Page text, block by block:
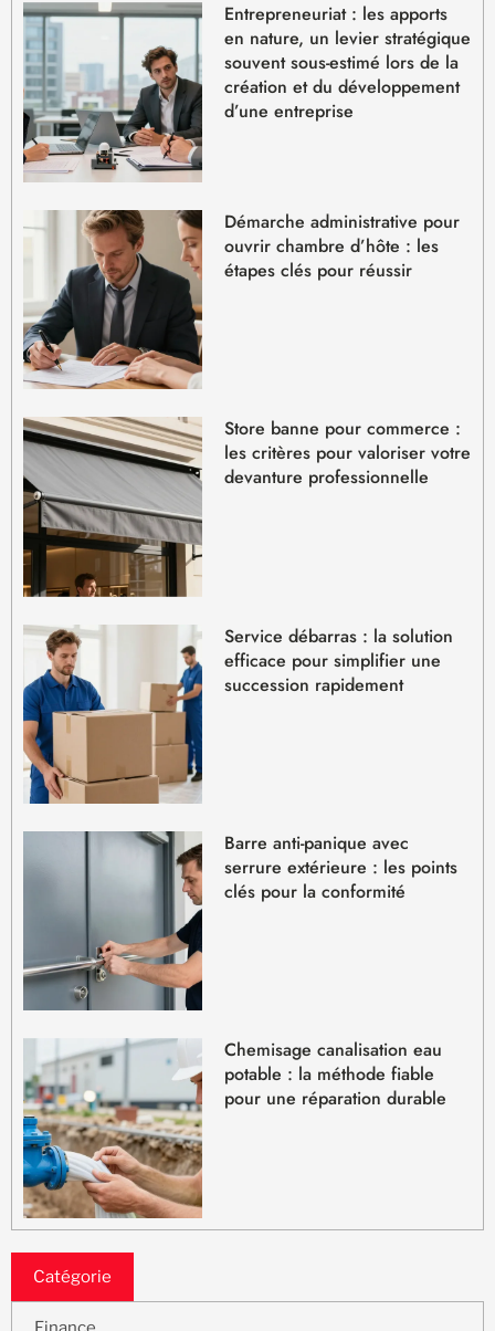
Entrepreneuriat : les apports
en nature, un levier stratégique
souvent sous-estimé lors de la
création et du développement
d’une entreprise
Démarche administrative pour
ouvrir chambre d’hôte : les
étapes clés pour réussir
Store banne pour commerce :
les critères pour valoriser votre
devanture professionnelle
Service débarras : la solution
efficace pour simplifier une
succession rapidement
Barre anti-panique avec
serrure extérieure : les points
clés pour la conformité
Chemisage canalisation eau
potable : la méthode fiable
pour une réparation durable
Catégorie